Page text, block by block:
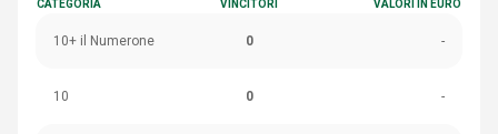
CATEGORIA VINCITORI VALORI IN EURO
10+ il Numerone 0 -
10 0 -